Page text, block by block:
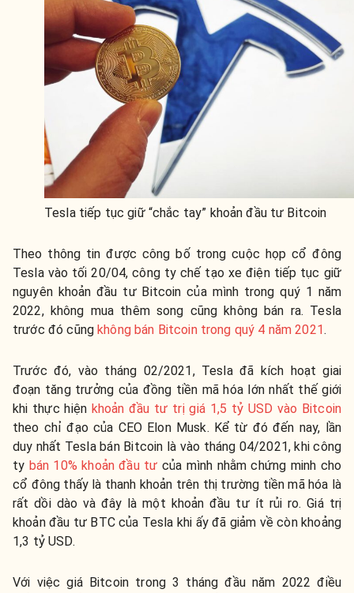
Tesla tiếp tục giữ “chắc tay” khoản đầu tư Bitcoin
Theo thông tin được công bố trong cuộc họp cổ đông
Tesla vào tối 20/04, công ty chế tạo xe điện tiếp tục giữ
nguyên khoản đầu tư Bitcoin của mình trong quý 1 năm
2022, không mua thêm song cũng không bán ra. Tesla
trước đó cũng không bán Bitcoin trong quý 4 năm 2021.
Trước đó, vào tháng 02/2021, Tesla đã kích hoạt giai
đoạn tăng trưởng của đồng tiền mã hóa lớn nhất thế giới
khi thực hiện khoản đầu tư trị giá 1,5 tỷ USD vào Bitcoin
theo chỉ đạo của CEO Elon Musk. Kể từ đó đến nay, lần
duy nhất Tesla bán Bitcoin là vào tháng 04/2021, khi công
ty bán 10% khoản đầu tư của mình nhằm chứng minh cho
cổ đông thấy là thanh khoản trên thị trường tiền mã hóa là
rất dồi dào và đây là một khoản đầu tư ít rủi ro. Giá trị
khoản đầu tư BTC của Tesla khi ấy đã giảm về còn khoảng
1,3 tỷ USD.
Với việc giá Bitcoin trong 3 tháng đầu năm 2022 điều